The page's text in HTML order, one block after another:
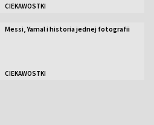
CIEKAWOSTKI
Messi, Yamal i historia jednej fotografii
CIEKAWOSTKI